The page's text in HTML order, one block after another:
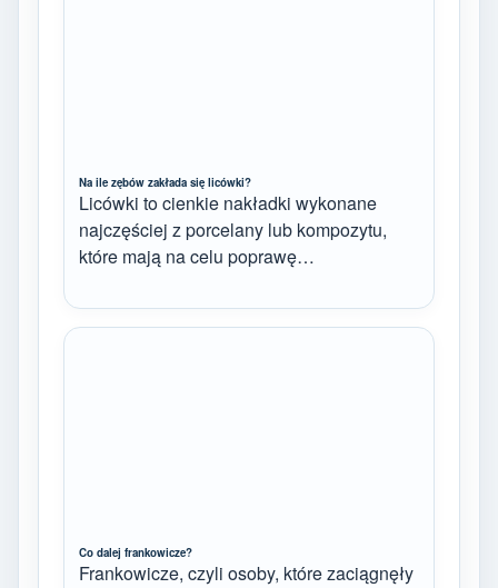
Na ile zębów zakłada się licówki?
Licówki to cienkie nakładki wykonane
najczęściej z porcelany lub kompozytu,
które mają na celu poprawę…
Co dalej frankowicze?
Frankowicze, czyli osoby, które zaciągnęły